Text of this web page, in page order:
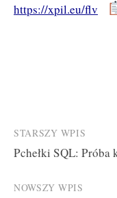
https://xpil.eu/flv
Post
navigation
STARSZY WPIS
Pchełki SQL: Próba
NOWSZY WPIS